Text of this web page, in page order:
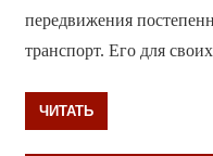
передвижения
транспорт. Его для своих
ЧИТАТЬ